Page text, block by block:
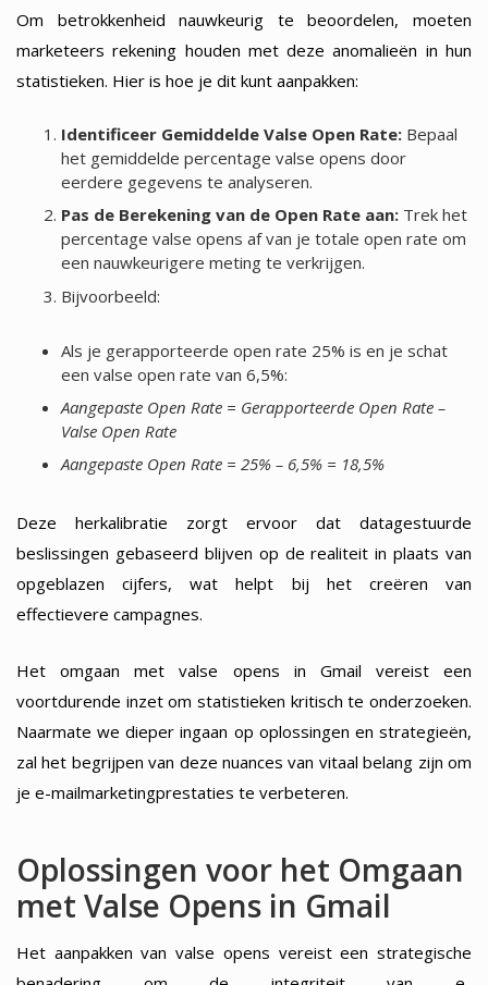
Om betrokkenheid nauwkeurig te beoordelen, moeten
marketeers rekening houden met deze anomalieën in hun
statistieken. Hier is hoe je dit kunt aanpakken:
Identificeer Gemiddelde Valse Open Rate:Bepaal
het gemiddelde percentage valse opens door
eerdere gegevens te analyseren.
Pas de Berekening van de Open Rate aan:Trek het
percentage valse opens af van je totale open rate om
een nauwkeurigere meting te verkrijgen.
Bijvoorbeeld:
Als je gerapporteerde open rate 25% is en je schat
een valse open rate van 6,5%:
Aangepaste Open Rate = Gerapporteerde Open Rate –
Valse Open Rate
Aangepaste Open Rate = 25% – 6,5% = 18,5%
Deze herkalibratie zorgt ervoor dat datagestuurde
beslissingen gebaseerd blijven op de realiteit in plaats van
opgeblazen cijfers, wat helpt bij het creëren van
effectievere campagnes.
Het omgaan met valse opens in Gmail vereist een
voortdurende inzet om statistieken kritisch te onderzoeken.
Naarmate we dieper ingaan op oplossingen en strategieën,
zal het begrijpen van deze nuances van vitaal belang zijn om
je e-mailmarketingprestaties te verbeteren.
Oplossingen voor het Omgaan
met Valse Opens in Gmail
Het aanpakken van valse opens vereist een strategische